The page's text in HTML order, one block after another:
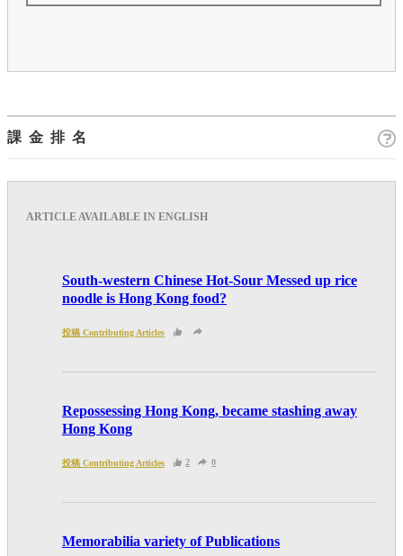
時增減本付費服務內容的權利，包括但不限於漫畫、
節目、小說等欄目及內容之增減，恕不另行通知。
熱血時報可以將你的個人資料與從商業夥伴或其他公
個人資料予他人或非附屬公司。 個人資料將用於提
會用於所述指定用途。除非所作用途為法例容許或屬
作其他用途。如果決定提供個人資料，即表示您同意
的標準），而發送目標廣告。不會因為你與廣告作出
互動或觀看一個目標廣告而向廣告客戶提供任何用戶
的個人資料。 但如果你觀看或與該廣告作出互動，
PAYPAL），收集交易資料（例如出價、購買、出
課金排名
ARTICLE AVAILABLE IN ENGLISH
South-western Chinese Hot-Sour Messed up rice
noodle is Hong Kong food?
投稿 Contributing Articles
Repossessing Hong Kong, became stashing away
Hong Kong
投稿 Contributing Articles 2 0
Memorabilia variety of Publications